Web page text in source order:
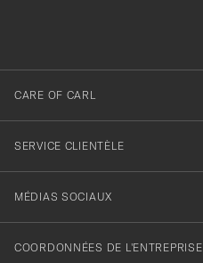
CARE OF CARL
SERVICE CLIENTÈLE
MÉDIAS SOCIAUX
COORDONNÉES DE L'ENTREPRISE